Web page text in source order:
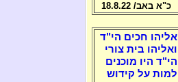
כ"א באב/ 18.8.22
אליהו חכים הי"ד
ואליהו בית צורי
הי"ד היו מוכנים
למות על קידוש